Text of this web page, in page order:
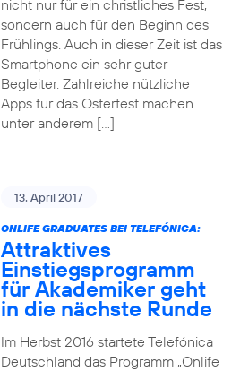
nicht nur für ein christliches Fest,
sondern auch für den Beginn des
Frühlings. Auch in dieser Zeit ist das
Smartphone ein sehr guter
Begleiter. Zahlreiche nützliche
Apps für das Osterfest machen
unter anderem […]
13. April 2017
ONLIFE GRADUATES BEI TELEFÓNICA:
Attraktives
Einstiegsprogramm
für Akademiker geht
in die nächste Runde
Im Herbst 2016 startete Telefónica
Deutschland das Programm „Onlife